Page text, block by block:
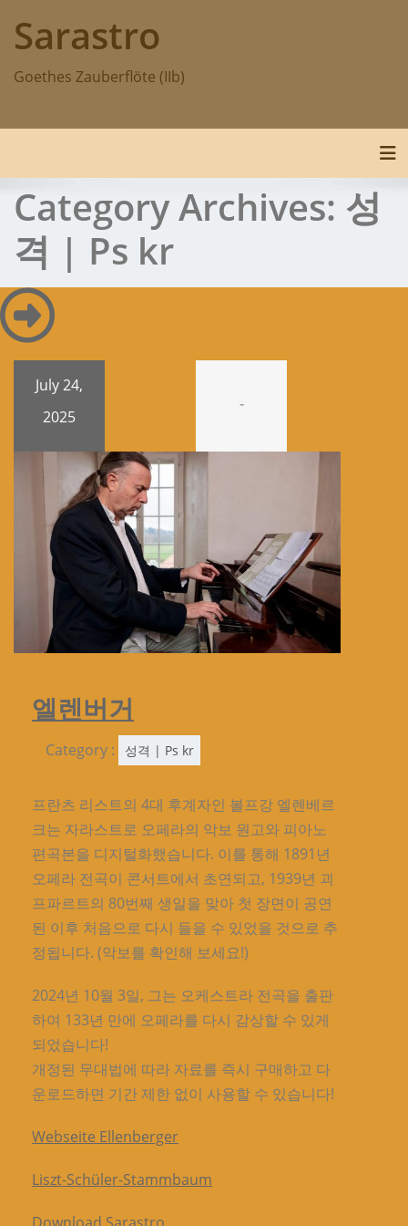
content
Sarastro
Goethes Zauberflöte (IIb)
Category Archives: 성
격 | Ps kr
July 24,
2025
-
엘렌버거
Category : 성격 | Ps kr
프란츠 리스트의 4대 후계자인 볼프강 엘렌베르
크는 자라스트로 오페라의 악보 원고와 피아노
편곡본을 디지털화했습니다. 이를 통해 1891년
오페라 전곡이 콘서트에서 초연되고, 1939년 괴
프파르트의 80번째 생일을 맞아 첫 장면이 공연
된 이후 처음으로 다시 들을 수 있었을 것으로 추
정됩니다. (악보를 확인해 보세요!)
2024년 10월 3일, 그는 오케스트라 전곡을 출판
하여 133년 만에 오페라를 다시 감상할 수 있게
되었습니다!
개정된 무대법에 따라 자료를 즉시 구매하고 다
운로드하면 기간 제한 없이 사용할 수 있습니다!
Webseite Ellenberger
Liszt-Schüler-Stammbaum